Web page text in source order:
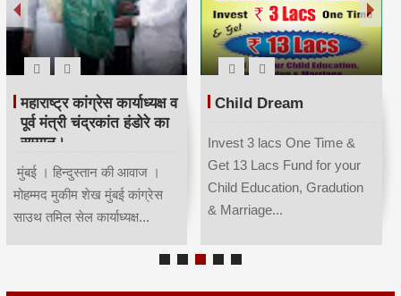
महाराष्ट्र कांग्रेस कार्याध्यक्ष व
पूर्व मंत्री चंद्रकांत हंडोरे का
सम्मान।
मुंबई । हिन्दुस्तान की आवाज ।
मोहम्मद मुकीम शेख मुंबई कांग्रेस
साउथ तमिल सेल कार्याध्यक्ष...
Child Dream
Invest 3 lacs One Time &
Get 13 Lacs Fund for your
Child Education, Gradution
& Marriage...